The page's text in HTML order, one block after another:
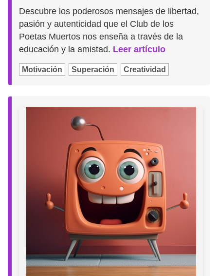
Descubre los poderosos mensajes de libertad,
pasión y autenticidad que el Club de los
Poetas Muertos nos enseña a través de la
educación y la amistad. Leer artículo
Motivación Superación Creatividad